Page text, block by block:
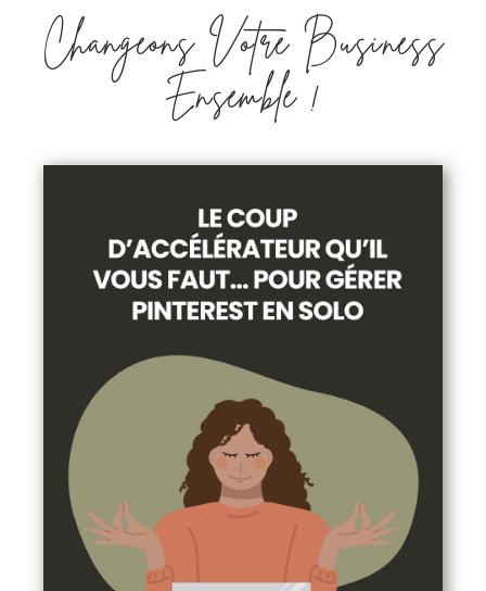
Changeons Votre Business
Ensemble !